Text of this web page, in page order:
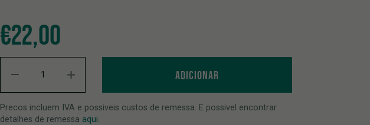
€22,00
ADICIONAR
Precos incluem IVA e possiveis custos de remessa. E possivel encontrar
detalhes de remessa aqui.